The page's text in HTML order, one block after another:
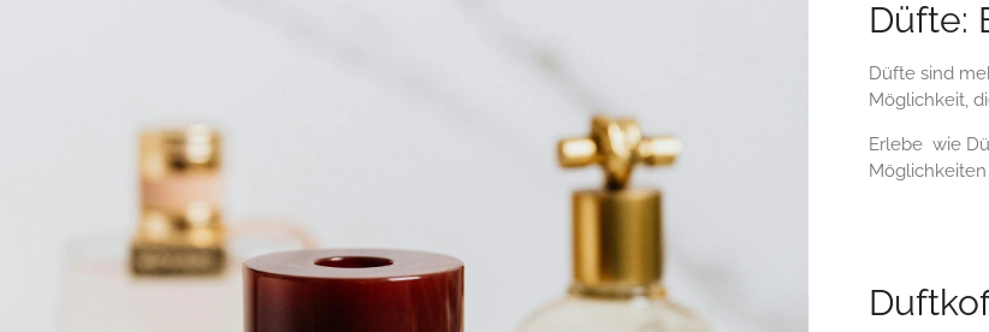
Düfte:
Düfte sind
Möglichkeit,
Erlebe wie